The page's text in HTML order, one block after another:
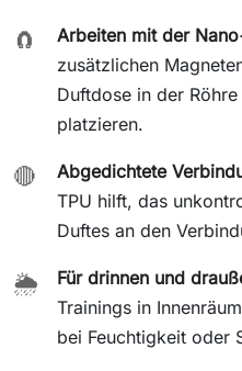
🧲 Arbeiten mit der
zusätzlichen
Duftdose in der
platzieren.
🔴 Abgedichtete
TPU hilft, das
Duftes an den
🌦️ Für drinnen und
Trainings in
bei Feuchtigkeit oder